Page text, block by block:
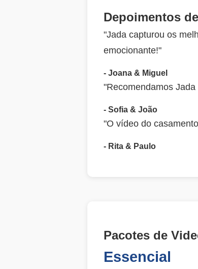
Depoimentos
"Jada capturou os
emocionante!"
- Joana & Miguel
"Recomendamos
- Sofia & João
"O vídeo do
- Rita & Paulo
Pacotes de
Essencial